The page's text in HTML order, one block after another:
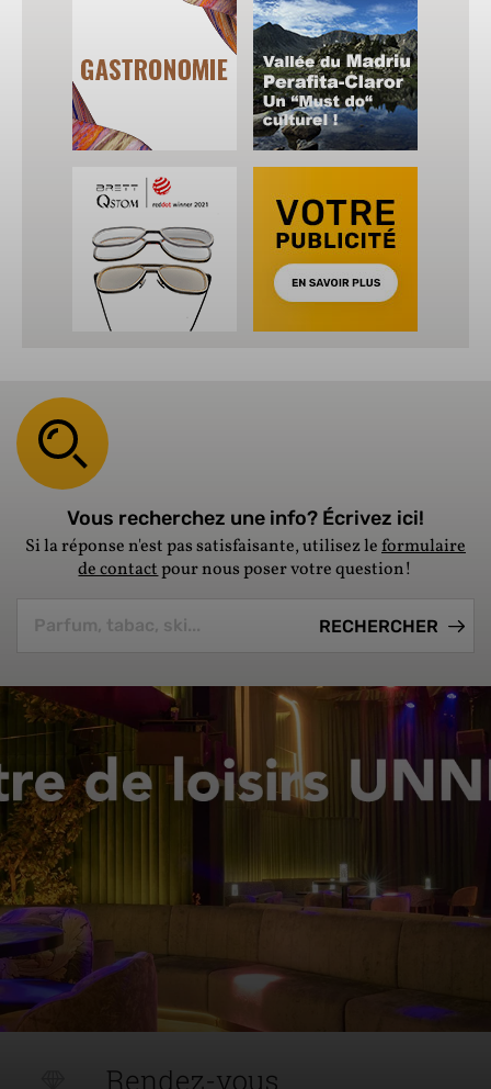
Vous recherchez une info? Écrivez ici!
Si la réponse n'est pas satisfaisante, utilisez leformulaire
de contactpour nous poser votre question!